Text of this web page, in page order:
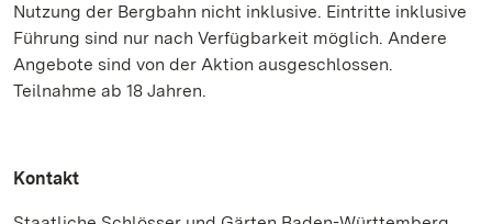
Nutzung der Bergbahn nicht inklusive. Eintritte inklusive
Führung sind nur nach Verfügbarkeit möglich. Andere
Angebote sind von der Aktion ausgeschlossen.
Teilnahme ab 18 Jahren.
Kontakt